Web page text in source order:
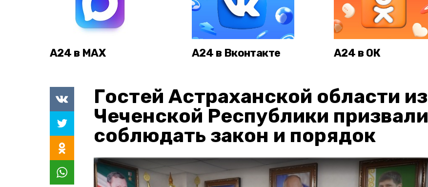
А24 в MAX А24 в Вконтакте А24 в ОК
Гостей Астраханской области из
Чеченской Республики призвали
соблюдать закон и порядок